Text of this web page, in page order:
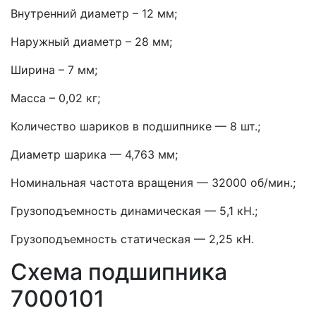
Внутренний диаметр – 12 мм;
Наружный диаметр – 28 мм;
Ширина – 7 мм;
Масса – 0,02 кг;
Количество шариков в подшипнике — 8 шт.;
Диаметр шарика — 4,763 мм;
Номинальная частота вращения — 32000 об/мин.;
Грузоподъемность динамическая — 5,1 кН.;
Грузоподъемность статическая — 2,25 кН.
Схема подшипника
7000101